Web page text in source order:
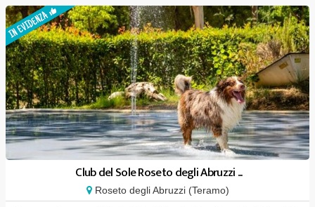
Club del Sole Roseto degli Abruzzi ...
Roseto degli Abruzzi (Teramo)